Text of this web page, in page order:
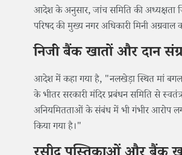
आदेश के अनुसार, जांच समिति की अध्यक्षता
परिषद की मुख्य नगर अधिकारी मिनी
निजी बैंक खातों और दान
आदेश में कहा गया है, "नलखेड़ा स्थित मां
के भीतर सरकारी मंदिर प्रबंधन समिति से
अनियमितताओं के संबंध में भी गंभीर आरोप
किया गया है।"